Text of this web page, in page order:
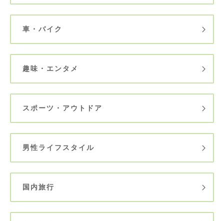
車・バイク
趣味・エンタメ
スポーツ・アウトドア
男性ライフスタイル
国内旅行